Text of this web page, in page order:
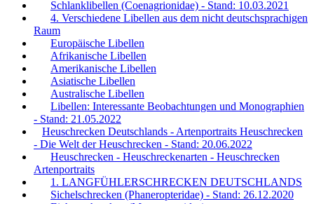
Schlanklibellen (Coenagrionidae) - Stand: 10.03.2021
4. Verschiedene Libellen aus dem nicht deutschsprachigen
Raum
Europäische Libellen
Afrikanische Libellen
Amerikanische Libellen
Asiatische Libellen
Australische Libellen
Libellen: Interessante Beobachtungen und Monographien
- Stand: 21.05.2022
Heuschrecken Deutschlands - Artenportraits Heuschrecken
- Die Welt der Heuschrecken - Stand: 20.06.2022
Heuschrecken - Heuschreckenarten - Heuschrecken
Artenportraits
1. LANGFÜHLERSCHRECKEN DEUTSCHLANDS
Sichelschrecken (Phaneropteridae) - Stand: 26.12.2020